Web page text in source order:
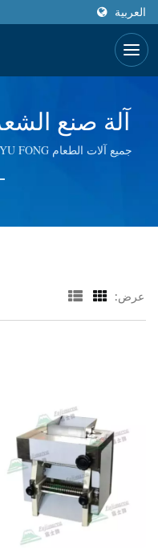
العربية
آلة صنع
من 50
الطعام
عرض: